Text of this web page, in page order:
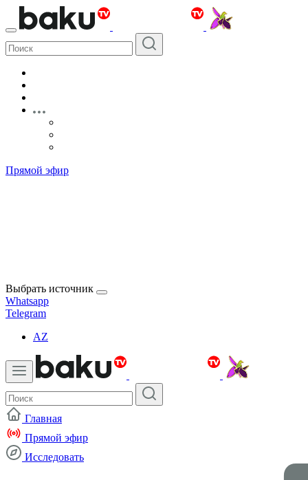
Прямой эфир
Выбрать источник
Whatsapp
Telegram
AZ
Главная
Прямой эфир
Исследовать